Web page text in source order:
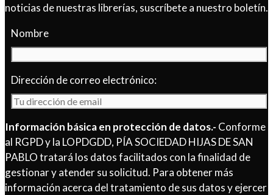
noticias de nuestras librerías, suscríbete a nuestro boletín.
Nombre
Dirección de correo electrónico:
Información básica en protección de datos.- Conforme
al RGPD y la LOPDGDD, PÍA SOCIEDAD HIJAS DE SAN
PABLO tratará los datos facilitados con la finalidad de
gestionar y atender su solicitud. Para obtener más
información acerca del tratamiento de sus datos y ejercer